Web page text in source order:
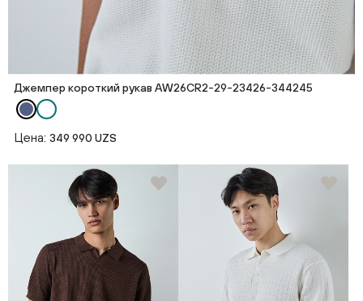
Джемпер короткий рукав AW26CR2-29-23426-344245
Цена: 349 990 UZS